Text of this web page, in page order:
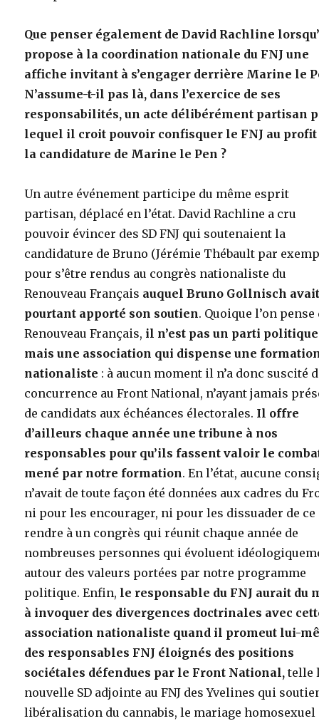
Que penser également de David Rachline
propose à la coordination nationale du FNJ une
affiche invitant à s’engager derrière Marine le
N’assume-t-il pas là, dans l’exercice de ses
responsabilités, un acte délibérément partisan
lequel il croit pouvoir confisquer le FNJ au profit
la candidature de Marine le Pen ?
Un autre événement participe du même esprit
partisan, déplacé en l’état. David Rachline a cru
pouvoir évincer des SD FNJ qui soutenaient la
candidature de Bruno (Jérémie Thébault par
pour s’être rendus au congrès nationaliste du
Renouveau Français auquel Bruno Gollnisch
pourtant apporté son soutien. Quoique l’on pense
Renouveau Français, il n’est pas un parti politique
mais une association qui dispense une
nationaliste : à aucun moment il n’a donc suscité
concurrence au Front National, n’ayant jamais
de candidats aux échéances électorales. Il offre
d’ailleurs chaque année une tribune à nos
responsables pour qu’ils fassent valoir le
mené par notre formation. En l’état, aucune
n’avait de toute façon été données aux cadres du
ni pour les encourager, ni pour les dissuader de ce
rendre à un congrès qui réunit chaque année de
nombreuses personnes qui évoluent
autour des valeurs portées par notre programme
politique. Enfin, le responsable du FNJ aurait du
à invoquer des divergences doctrinales avec
association nationaliste quand il promeut lui-
des responsables FNJ éloignés des positions
sociétales défendues par le Front National, telle
nouvelle SD adjointe au FNJ des Yvelines qui
libéralisation du cannabis, le mariage homosexuel